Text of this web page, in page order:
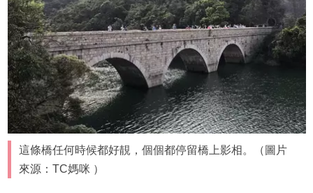
這條橋任何時候都好靚，個個都停留橋上影相。（圖片
來源：TC媽咪 ）